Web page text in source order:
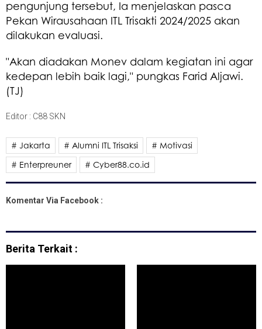
pengunjung tersebut, Ia menjelaskan pasca
Pekan Wirausahaan ITL Trisakti 2024/2025 akan
dilakukan evaluasi.
"Akan diadakan Monev dalam kegiatan ini agar
kedepan lebih baik lagi," pungkas Farid Aljawi.
(TJ)
Editor : C88 SKN
# Jakarta # Alumni ITL Trisaksi
# Motivasi
# Enterpreuner
# Cyber88.co.id
Komentar Via Facebook :
Berita Terkait :